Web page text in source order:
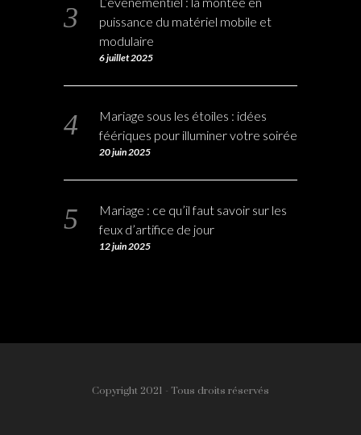
puissance du matériel mobile et
modulaire
6 juillet 2025
Mariage sous les étoiles : idées
féériques pour illuminer votre soirée
20 juin 2025
Mariage : ce qu’il faut savoir sur les
feux d’artifice de jour
12 juin 2025
Copyright 2021 - Tous droits réservés